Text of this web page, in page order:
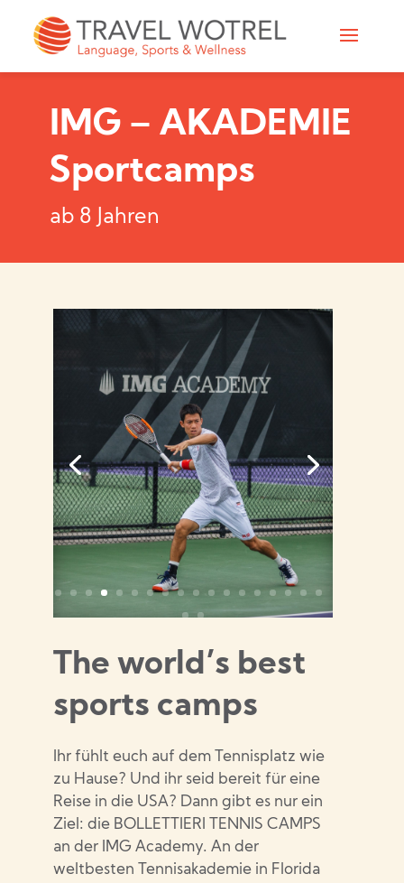
IMG – AKADEMIE
Sportcamps
ab 8 Jahren
The world’s best
sports camps
Ihr fühlt euch auf dem Tennisplatz wie
zu Hause? Und ihr seid bereit für eine
Reise in die USA? Dann gibt es nur ein
Ziel: die BOLLETTIERI TENNIS CAMPS
an der IMG Academy. An der
weltbesten Tennisakademie in Florida